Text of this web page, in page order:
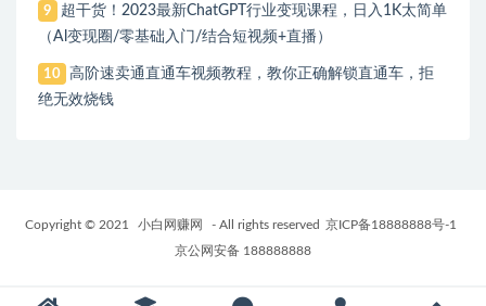
9
超干货！2023最新ChatGPT行业变现课程，日入1K太简单
（Al变现圈/零基础入门/结合短视频+直播）
10
高阶速卖通直通车视频教程，教你正确解锁直通车，拒
绝无效烧钱
Copyright © 2021 小白网赚网 - All rights reserved 京ICP备18888888号-1
京公网安备 188888888